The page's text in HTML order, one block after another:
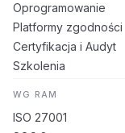
Oprogramowanie
Platformy zgodności
Certyfikacja i Audyt
Szkolenia
WG RAM
ISO 27001